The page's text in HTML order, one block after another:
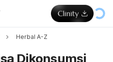
Herbal A-Z
Dikonsumsi